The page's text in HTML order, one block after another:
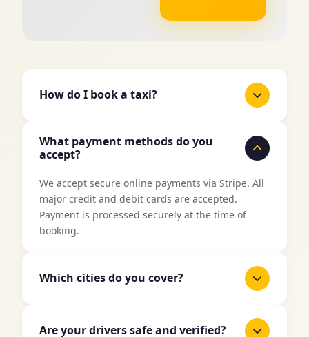
How do I book a taxi?
booking form above, enter your pickup location
and destination, select date and time, and then
choose your preferred vehicle type. You'll get an
instant price quote before confirming your
booking.
What payment methods do you
accept?
We accept secure online payments via Stripe. All
major credit and debit cards are accepted.
Payment is processed securely at the time of
booking.
Which cities do you cover?
including Stockholm, Gothenburg, Malmö,
Are your drivers safe and verified?